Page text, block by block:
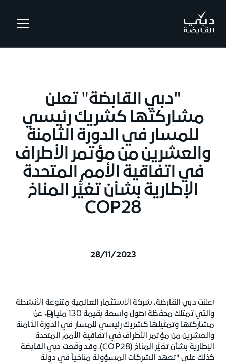
"دبي القابضة" تعلن
مشاركتها كشريك رئيسي
للمسار في الدورة الثامنة
والعشرين من مؤتمر الأطراف
في اتفاقية الأمم المتحدة
الإطارية بشأن تغيُّر المناخ
COP28
28/11/2023
أعلنت دبي القابضة، شركة الاستثمار العالمية متنوعة الأنشطة
والتي تمتلك محفظة أصول واسعة بقيمة 130 مليار
، عن
مشاركتها وتمثيلها كشريك رئيسي للمسار في الدورة الثامنة
والعشرين من مؤتمر الأطراف في اتفاقية الأمم المتحدة
الإطارية بشأن تغيُّر المناخ (COP28). وقد وقّعت دبي القابضة
كذلك على "تعهد الشركات المسؤولة مناخياً في دولة